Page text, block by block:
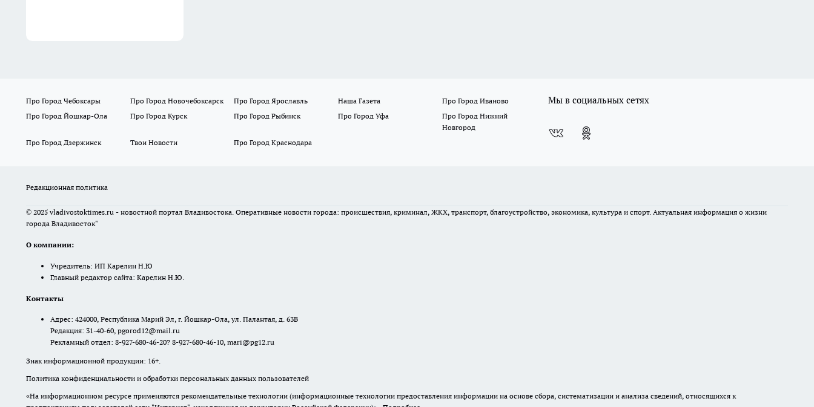
Про Город Чебоксары Про Город Новочебоксарск Про Город Ярославль Наша Газета
Про Город Иваново
Про Город Йошкар-Ола
Про Город Курск Про Город Рыбинск Про Город Уфа
Про Город Нижний
Новгород
Про Город Дзержинск
Твои Новости Про Город Краснодара
Мы в социальных сетях
Редакционная политика
© 2025 vladivostoktimes.ru - новостной портал Владивостока. Оперативные новости города: происшествия, криминал, ЖКХ, транспорт, благоустройство, экономика, культура и спорт. Актуальная информация о жизни
города Владивосток"
О компании:
Учредитель: ИП Карелин Н.Ю
Главный редактор сайта: Карелин Н.Ю.
Контакты
Адрес: 424000, Республика Марий Эл, г. Йошкар-Ола, ул. Палантая, д. 63В
Редакция: 31-40-60, pgorod12@mail.ru
Рекламный отдел: 8-927-680-46-20? 8-927-680-46-10, mari@pg12.ru
Знак информационной продукции: 16+.
Политика конфиденциальности и обработки персональных данных пользователей
«На информационном ресурсе применяются рекомендательные технологии (информационные технологии предоставления информации на основе сбора, систематизации и анализа сведений, относящихся к